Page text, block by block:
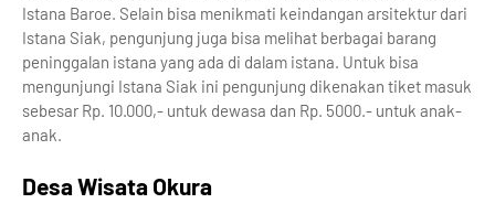
Istana Baroe. Selain bisa menikmati keindangan arsitektur dari
Istana Siak, pengunjung juga bisa melihat berbagai barang
peninggalan istana yang ada di dalam istana. Untuk bisa
mengunjungi Istana Siak ini pengunjung dikenakan tiket masuk
sebesar Rp. 10.000,- untuk dewasa dan Rp. 5000.- untuk anak-
anak.
Desa Wisata Okura